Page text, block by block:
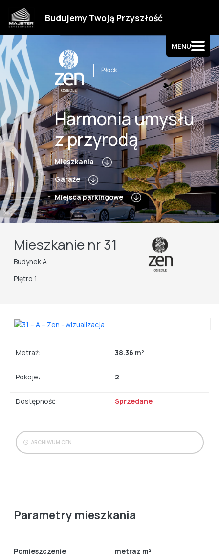
Budujemy Twoją Przyszłość
MENU
Kontakt
Harmonia umysłu
z przyrodą
Mieszkania
Garaże
Miejsca parkingowe
Mieszkanie nr 31
Budynek A
Piętro 1
Metraż: 38.36 m²
Pokoje: 2
Dostępność: Sprzedane
ARCHIWUM CEN
Parametry mieszkania
Pomieszczenie metraz m²